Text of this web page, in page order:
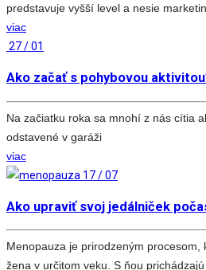
predstavuje vyšší level a nesie
viac
27 / 01
Ako začať s pohybovou
Na začiatku roka sa mnohí z nás cítia
odstavené v garáži
viac
17 / 07
Ako upraviť svoj jedálniček
Menopauza je prirodzeným procesom,
žena v určitom veku. S ňou